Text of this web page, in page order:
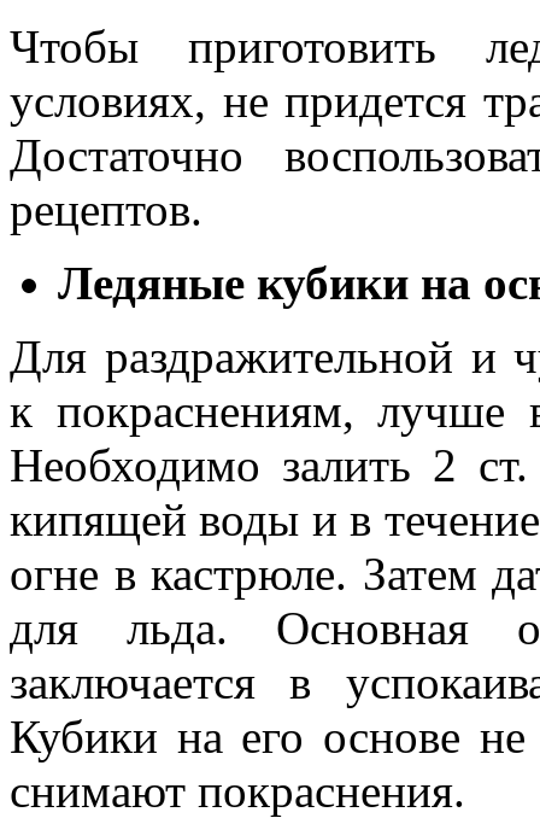
Чтобы приготовить
условиях, не придется
Достаточно
рецептов.
Ледяные кубики на
Для раздражительной и
к покраснениям, лучше
Необходимо залить 2
кипящей воды и в
огне в кастрюле. Затем
для льда. Основная
заключается в
Кубики на его основе
снимают покраснения.